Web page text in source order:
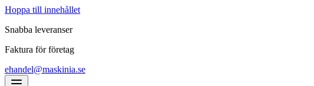
Hoppa till innehållet
Snabba leveranser
Faktura för företag
ehandel@maskinia.se